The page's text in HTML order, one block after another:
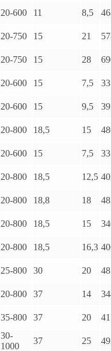
20-600 11 8,5
20-750 15 21
20-750 15 28
20-600 15 7,5
20-600 15 9,5
20-800 18,5 15
20-600 15 7,5
20-800 18,5 12,5
20-800 18,8 18
20-800 18,5 15
20-800 18,5 16,3
25-800 30 20
20-800 37 14
35-800 37 20
30-
1000
37 25